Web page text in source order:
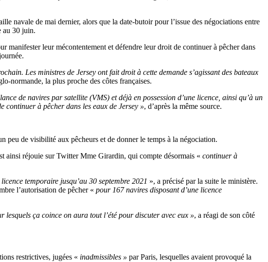
navale de mai dernier, alors que la date-butoir pour l’issue des négociations entre
au 30 juin.
manifester leur mécontentement et défendre leur droit de continuer à pêcher dans
Les ministres de Jersey ont fait droit à cette demande s’agissant des bateaux
normande, la plus proche des côtes françaises.
de navires par satellite (VMS) et déjà en possession d’une licence, ainsi qu’à un
continuer à pêcher dans les eaux de Jersey », d’après la même source.
peu de visibilité aux pêcheurs et de donner le temps à la négociation.
ainsi réjouie sur Twitter Mme Girardin, qui compte désormais « continuer à
temporaire jusqu’au 30 septembre 2021 », a précisé par la suite le ministère.
l’autorisation de pêcher « pour 167 navires disposant d’une licence
ça coince on aura tout l’été pour discuter avec eux », a réagi de son côté
restrictives, jugées « inadmissibles » par Paris, lesquelles avaient provoqué la